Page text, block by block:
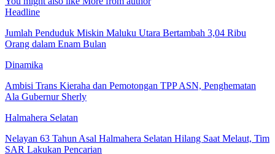
Headline
Jumlah Penduduk Miskin Maluku Utara Bertambah 3,04 Ribu
Orang dalam Enam Bulan
Dinamika
Ambisi Trans Kieraha dan Pemotongan TPP ASN, Penghematan
Ala Gubernur Sherly
Halmahera Selatan
Nelayan 63 Tahun Asal Halmahera Selatan Hilang Saat Melaut, Tim
SAR Lakukan Pencarian